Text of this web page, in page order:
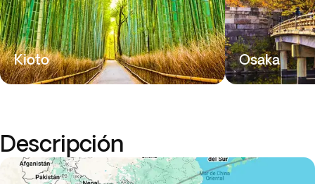
Kioto Osaka
Descripción